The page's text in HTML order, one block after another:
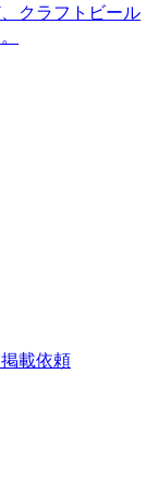
クラフトビール
載依頼